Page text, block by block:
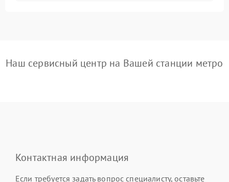
Наш сервисный центр на Вашей станции метро
Контактная информация
Если требуется задать вопрос специалисту, оставьте